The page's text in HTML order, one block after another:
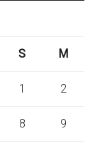
S M
1 2
8 9